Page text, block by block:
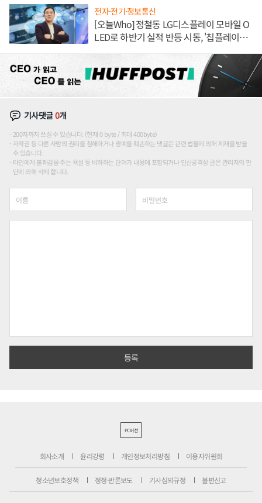
전자·전기·정보통신
[오늘Who] 정철동 LG디스플레이 모바일 O
LED로 하반기 실적 반등 시동, '칩플레이
기사댓글0개
200자까지 쓰실 수 있습니다. (현재 0 byte / 최대 400byte)
저작권 등 다른 사람의 권리를 침해하거나 명예를 훼손하는 댓글은 관련 법률에 의해 제재를 받을
수 있습니다.
타인에게 불쾌감을 주는 욕설 등 비하하는 단어가 내용에 포함되거나 인신공격성 글은 관리자의 판
단에 의해 삭제 합니다.
PC버전
회사소개 윤리강령 개인정보처리방침 이용자위원회
청소년보호정책 정정·반론보도 기사심의규정 불편신고